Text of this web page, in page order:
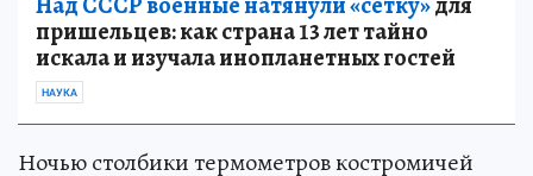
пришельцев: как страна 13 лет тайно
искала и изучала инопланетных гостей
НАУКА
Ночью столбики термометров костромичей